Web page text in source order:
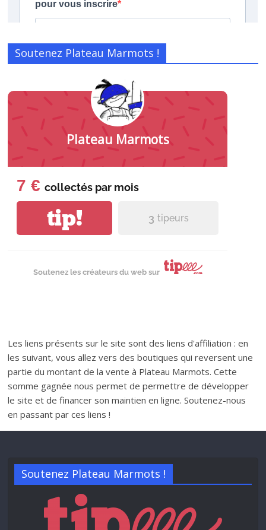
Soutenez Plateau Marmots !
Plateau Marmots
7 € collectés par mois
tip! 3 tipeurs
Soutenez les créateurs du web sur
Les liens présents sur le site sont des liens d'affiliation : en
les suivant, vous allez vers des boutiques qui reversent une
partie du montant de la vente à Plateau Marmots. Cette
somme gagnée nous permet de permettre de développer
le site et de financer son maintien en ligne. Soutenez-nous
en passant par ces liens !
Soutenez Plateau Marmots !